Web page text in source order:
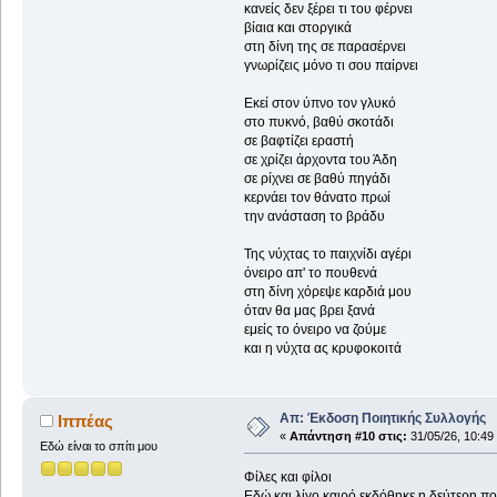
κανείς δεν ξέρει τι του φέρνει
βίαια και στοργικά
στη δίνη της σε παρασέρνει
γνωρίζεις μόνο τι σου παίρνει
Εκεί στον ύπνο τον γλυκό
στο πυκνό, βαθύ σκοτάδι
σε βαφτίζει εραστή
σε χρίζει άρχοντα του Άδη
σε ρίχνει σε βαθύ πηγάδι
κερνάει τον θάνατο πρωί
την ανάσταση το βράδυ
Της νύχτας το παιχνίδι αγέρι
όνειρο απ' το πουθενά
στη δίνη χόρεψε καρδιά μου
όταν θα μας βρει ξανά
εμείς το όνειρο να ζούμε
και η νύχτα ας κρυφοκοιτά
Ιππέας
Εδώ είναι το σπίτι μου
Απ: Έκδοση Ποιητικής Συλλογής
« Απάντηση #10 στις: 31/05/26, 10:49
Φίλες και φίλοι